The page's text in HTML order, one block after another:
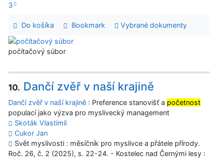
3
Do košíka Bookmark Vybrané dokumenty
počítačový súbor
10. Dančí zvěř v naší krajině
Dančí zvěř v naší krajině : Preference stanovišť a početnost
populací jako výzva pro myslivecký management
Skoták Vlastimil
Cukor Jan
Svět myslivosti : měsíčník pro myslivce a přátele přírody.
Roč. 26, č. 2 (2025), s. 22-24. - Kostelec nad Černými lesy :